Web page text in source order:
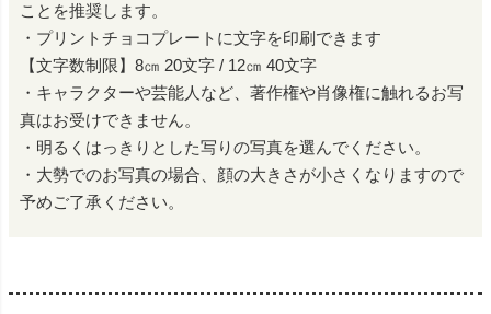
ことを推奨します。
・プリントチョコプレートに文字を印刷できます
【文字数制限】8㎝ 20文字 / 12㎝ 40文字
・キャラクターや芸能人など、著作権や肖像権に触れるお写
真はお受けできません。
・明るくはっきりとした写りの写真を選んでください。
・大勢でのお写真の場合、顔の大きさが小さくなりますので
予めご了承ください。